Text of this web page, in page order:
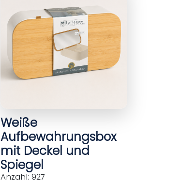
Weiße
Aufbewahrungsbox
mit Deckel und
Spiegel
Anzahl: 927